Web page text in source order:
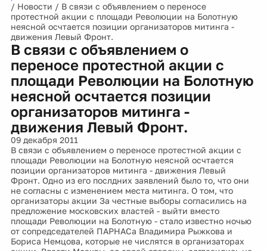
/ Новости / В связи с объявлением о переносе
протестной акции с площади Революции на Болотную
неясной осчтается позиции организаторов митинга -
движения Левый Фронт.
В связи с объявлением о
переносе протестной акции с
площади Революции на Болотную
неясной осчтается позиции
организаторов митинга -
движения Левый Фронт.
09 декабря 2011
В связи с объявлением о переносе протестной акции с
площади Революции на Болотную неясной осчтается
позиции организаторов митинга - движения Левый
Фронт. Одно из его послдних заявлений было то, что они
не согласны с изменением места митинга. О том, что
организаторы акции За честные выборы согласились на
предложение московских властей - выйти вместо
площади Революции на Болотную - стало известно ночью
от сопредседателей ПАРНАСа Владимира Рыжкова и
Бориса Немцова, которые не числятся в организаторах